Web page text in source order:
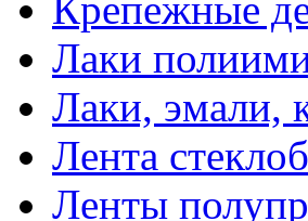
Лаки
Лаки, эмали,
Лента
Ленты